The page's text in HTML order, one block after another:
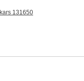
131650